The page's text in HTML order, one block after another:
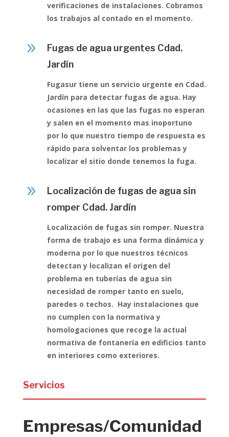
verificaciones de instalaciones. Cobramos
los trabajos al contado en el momento.
9
Fugas de agua urgentes Cdad.
Jardín
Fugasur tiene un servicio urgente en Cdad.
Jardín para detectar fugas de agua. Hay
ocasiones en las que las fugas no esperan
y salen en el momento mas inoportuno
por lo que nuestro tiempo de respuesta es
rápido para solventar los problemas y
localizar el sitio donde tenemos la fuga.
9
Localización de fugas de agua sin
romper Cdad. Jardín
Localización de fugas sin romper. Nuestra
forma de trabajo es una forma dinámica y
moderna por lo que nuestros técnicos
detectan y localizan el origen del
problema en tuberías de agua sin
necesidad de romper tanto en suelo,
paredes o techos. Hay instalaciones que
no cumplen con la normativa y
homologaciones que recoge la actual
normativa de fontanería en edificios tanto
en interiores como exteriores.
Servicios
Empresas/Comunidad